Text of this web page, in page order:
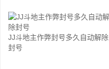
JJ斗地主作弊封号多久自动解除
封号